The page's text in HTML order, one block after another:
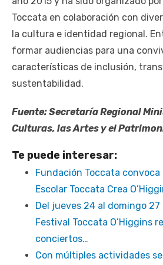
Toccata en colaboración con
la cultura e identidad regional.
formar audiencias para una
características de inclusión,
sustentabilidad.
Fuente: Secretaría Regional
Culturas, las Artes y el
Te puede interesar:
Fundación Toccata convoca
Escolar Toccata Crea
Del jueves 24 al domingo 27
Festival Toccata O’Higgins
conciertos…
Con múltiples actividades